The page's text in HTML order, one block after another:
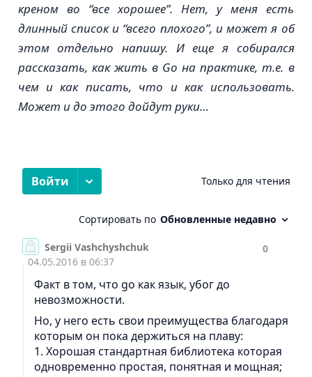
креном во “все хорошее”. Нет, у меня есть
длинный список и “всего плохого”, и может я об
этом отдельно напишу. И еще я собирался
рассказать, как жить в Go на практике, т.е. в
чем и как писать, что и как использовать.
Может и до этого дойдут руки…